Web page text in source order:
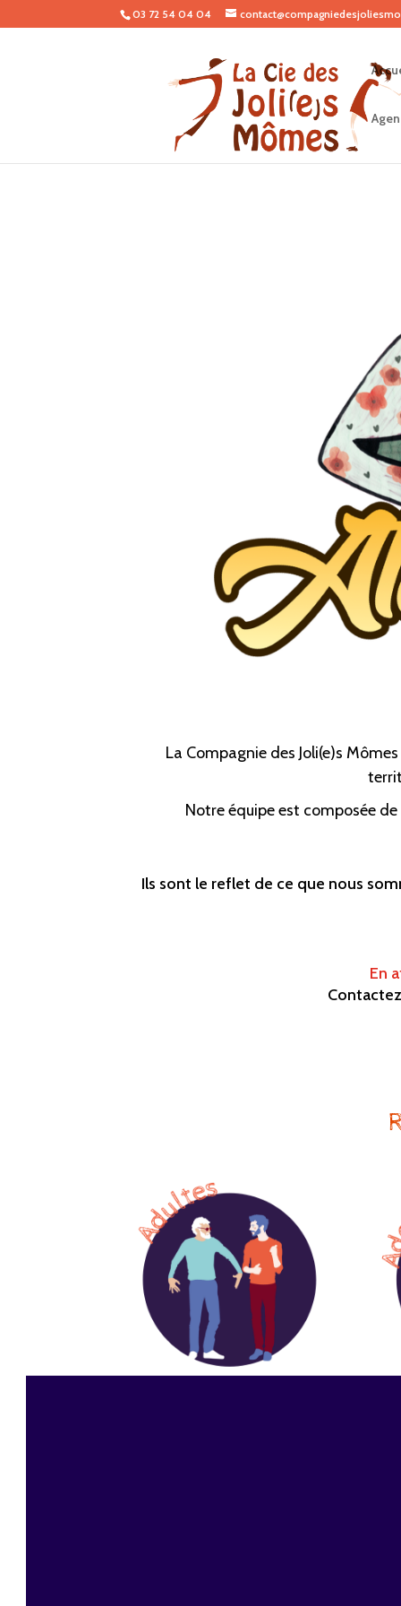
03 72 54 04 04
La Compagnie des Joli(e)s Mômes
Notre équipe est composée
Ils sont le reflet de ce que nous
En